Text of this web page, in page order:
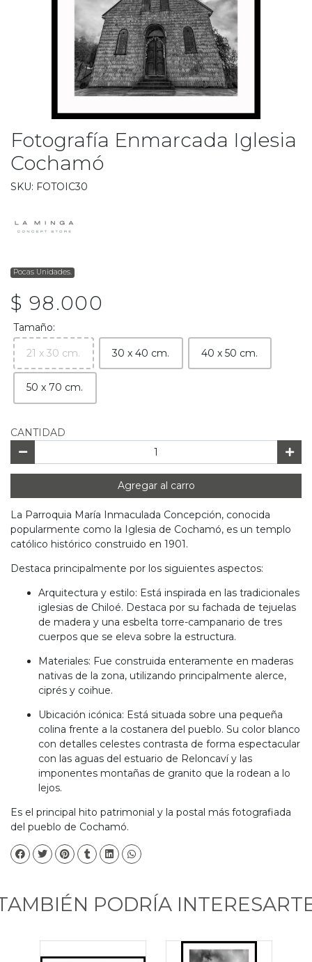
Fotografía Enmarcada Iglesia
Cochamó
SKU: FOTOIC30
Pocas Unidades.
$ 98.000
Tamaño:
21 x 30 cm. 30 x 40 cm. 40 x 50 cm.
50 x 70 cm.
CANTIDAD
Agregar al carro
La Parroquia María Inmaculada Concepción, conocida
popularmente como la Iglesia de Cochamó, es un templo
católico histórico construido en 1901.
Destaca principalmente por los siguientes aspectos:
Arquitectura y estilo: Está inspirada en las tradicionales
iglesias de Chiloé. Destaca por su fachada de tejuelas
de madera y una esbelta torre-campanario de tres
cuerpos que se eleva sobre la estructura.
Materiales: Fue construida enteramente en maderas
nativas de la zona, utilizando principalmente alerce,
ciprés y coihue.
Ubicación icónica: Está situada sobre una pequeña
colina frente a la costanera del pueblo. Su color blanco
con detalles celestes contrasta de forma espectacular
con las aguas del estuario de Reloncaví y las
imponentes montañas de granito que la rodean a lo
lejos.
Es el principal hito patrimonial y la postal más fotografiada
del pueblo de Cochamó.
PODRÍA